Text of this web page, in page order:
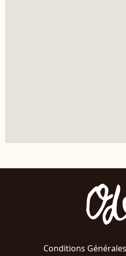
Conditions